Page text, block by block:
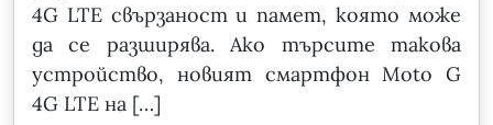
4G LTE свързаност и памет, която може
да се разширява. Ако търсите такова
устройство, новият смартфон Moto G
4G LTE на […]